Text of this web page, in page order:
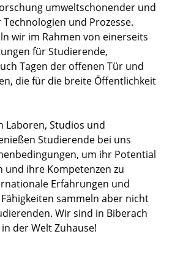
umweltschonender und
und Prozesse.
wir im Rahmen von einerseits
für Studierende,
Tagen der offenen Tür und
die für die breite Öffentlichkeit
Laboren, Studios und
Studierende bei uns
um ihr Potential
und ihre Kompetenzen zu
Erfahrungen und
sammeln aber nicht
Wir sind in Biberach
der Welt Zuhause!